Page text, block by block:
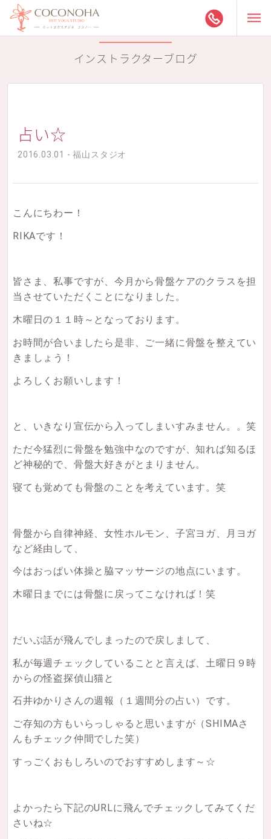
インストラクターブログ
占い☆
2016.03.01 - 福山スタジオ
こんにちわー！
RIKAです！
皆さま、私事ですが、今月から骨盤ケアのクラスを担
当させていただくことになりました。
木曜日の１１時～となっております。
お時間が合いましたら是非、ご一緒に骨盤を整えてい
きましょう！
よろしくお願いします！
と、いきなり宣伝から入ってしまいすみません。。笑
ただ今猛烈に骨盤を勉強中なのですが、知れば知るほ
ど神秘的で、骨盤大好きがとまりません。
寝ても覚めても骨盤のことを考えています。笑
骨盤から自律神経、女性ホルモン、子宮ヨガ、月ヨガ
など経由して、
今はおっぱい体操と脇マッサージの地点にいます。
木曜日までには骨盤に戻ってこなければ！笑
だいぶ話が飛んでしまったので戻しまして、
私が毎週チェックしていることと言えば、土曜日９時
からの怪盗探偵山猫と
石井ゆかりさんの週報（１週間分の占い）です。
ご存知の方もいらっしゃると思いますが（SHIMAさ
んもチェック仲間でした笑）
すっごくおもしろいのでおすすめします～☆
よかったら下記のURLに飛んでチェックしてみてくだ
さいね☆